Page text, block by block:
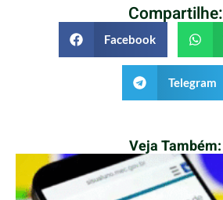
Compartilhe:
Facebook
Telegram
Veja Também: